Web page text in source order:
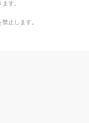
す。
止します。